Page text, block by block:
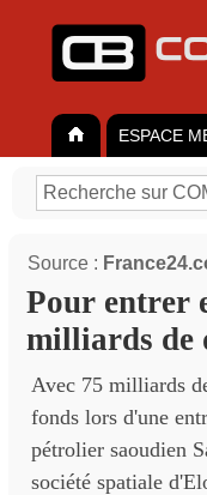
ESPACE
Source :
Pour entrer
milliards de
Avec 75 milliards
fonds lors d'une
pétrolier saoudien
société spatiale